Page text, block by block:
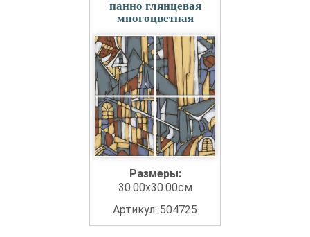
панно глянцевая
многоцветная
Размеры:
30.00x30.00см
Артикул: 504725